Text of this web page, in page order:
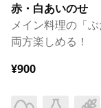
赤・白あいのせ
メイン料理の「ぶ
両方楽しめる！
¥900